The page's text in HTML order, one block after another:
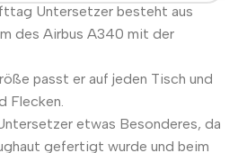
Untersetzer besteht aus
des Airbus A340 mit der
passt er auf jeden Tisch und
Flecken.
etwas Besonderes, da
gefertigt wurde und beim